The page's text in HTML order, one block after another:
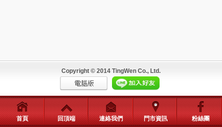
Copyright © 2014 TingWen Co., Ltd.
首頁 回頂端 連絡我們 門市資訊 粉絲團